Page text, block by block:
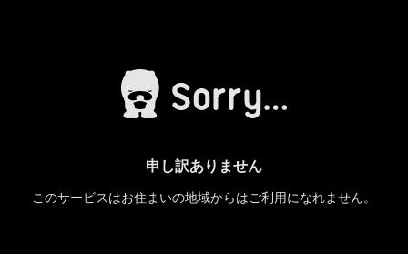
申し訳ありません
このサービスはお住まいの地域からはご利用になれません。